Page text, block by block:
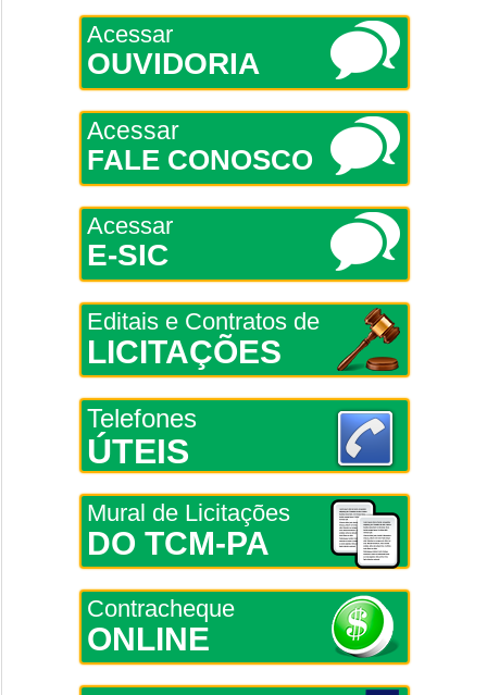
Acessar
OUVIDORIA
Acessar
FALE CONOSCO
Acessar
E-SIC
Editais e Contratos de
LICITAÇÕES
Telefones
ÚTEIS
Mural de Licitações
DO TCM-PA
Contracheque
ONLINE